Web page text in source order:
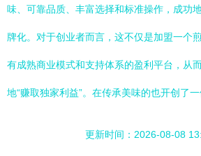
味、可靠品质、丰富选择和标准操作，成功
牌化。对于创业者而言，这不仅是加盟一个
有成熟商业模式和支持体系的盈利平台，从
地“赚取独家利益”。在传承美味的也开创了一
更新时间：2026-08-08